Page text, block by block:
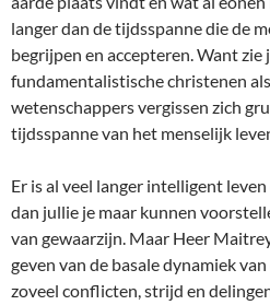
langer dan de tijdsspanne die de
begrijpen en accepteren. Want zie
fundamentalistische christenen
wetenschappers vergissen zich
tijdsspanne van het menselijk
Er is al veel langer intelligent
dan jullie je maar kunnen
van gewaarzijn. Maar Heer
geven van de basale dynamiek
zoveel conflicten, strijd en